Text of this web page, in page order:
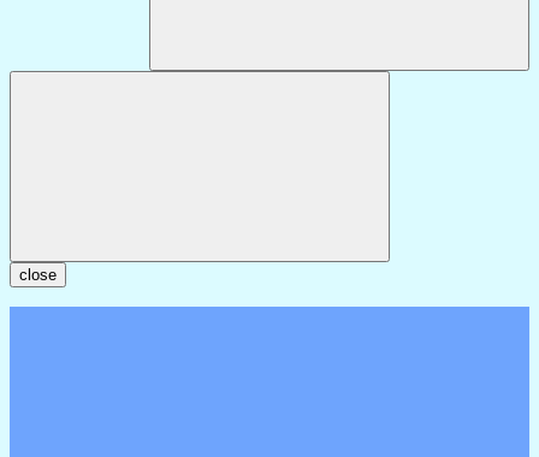
close